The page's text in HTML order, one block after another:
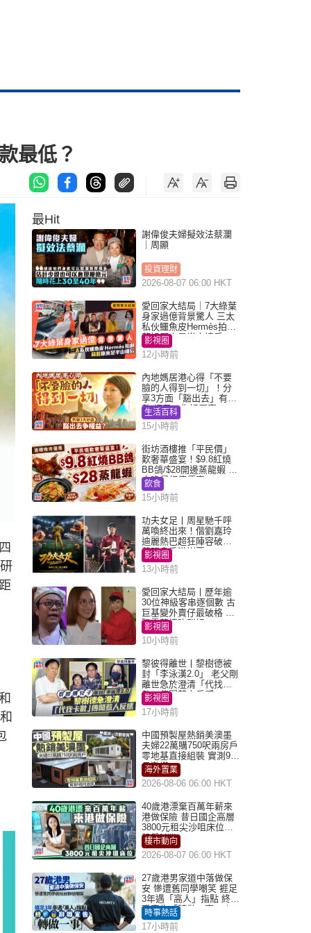
最低？
最Hit
謝偉俊夫婦擬效法蔡瀾
｜周顯
投資理財
2026-08-07 06:00 HKT
愛回家大結局｜7大綠葉
身家過億背景驚人 三太
私伙鱷魚皮Hermès拍劇
蘇姐原來是半山樓后
影視圈
12小時前
內地媽居港心得「不要
臉的人得到一切」！分
享3方面「豁出去」有著
數 網民：你好厲害
生活百科
15小時前
街坊酒樓推「平民價」
歎奢華盛宴！$9.8紅燒
BB鴿/$28開邊蒸龍蝦 3
大晚餐超值優惠
飲食
15小時前
功夫女足丨周星馳千呼
萬喚終出來！偕劉嘉玲
迪麗熱巴超狂陣容破天
荒現身香港謝票
影視圈
13小時前
愛回家大結局丨歷年逾
30位神級客串逐個數 古
巨基變外賣仔最破格 歐
陽震華情陷群姐
影視圈
10小時前
黎彼得離世丨黎樹德被
封「李泳漢2.0」 老父剛
離世急於澄清「代找卡
數」傳聞惹人反感
影視圈
17小時前
中國預製屋熱銷美澳墨
夫婦22萬購750呎兩房戶
零地基直接組裝 實測9個
月激讚
海外置業
2026-08-06 06:00 HKT
40歲港漂棄百萬年薪來
港做保險 昔日國企高層
3800元租尖沙咀床位｜
租盤Million
樓市動向
2026-08-07 06:00 HKT
27歲港男家道中落做保
安 慘遭舊同學嘲笑 捱足
3年遇「高人」指點 終辭
職宣告「轉做一事」｜
Juicy叮
時事熱話
17小時前